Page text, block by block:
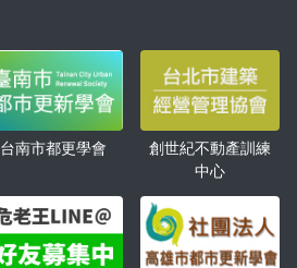
台南市都更學會
創世紀不動產訓練
中心